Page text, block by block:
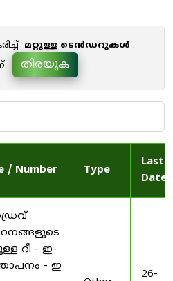
മറ്റുള്ള ടെൻഡറുകൾ .
തിരയുക
/ Number Type
Last
Date
റീ - ഇ-
- ഇ
26-